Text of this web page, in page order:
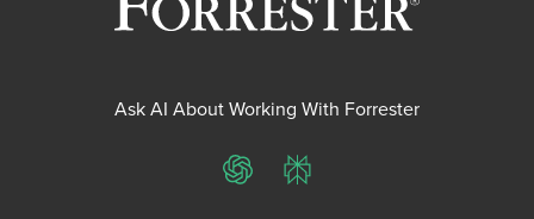
Ask AI About Working With Forrester
ChatGPTPerplexity